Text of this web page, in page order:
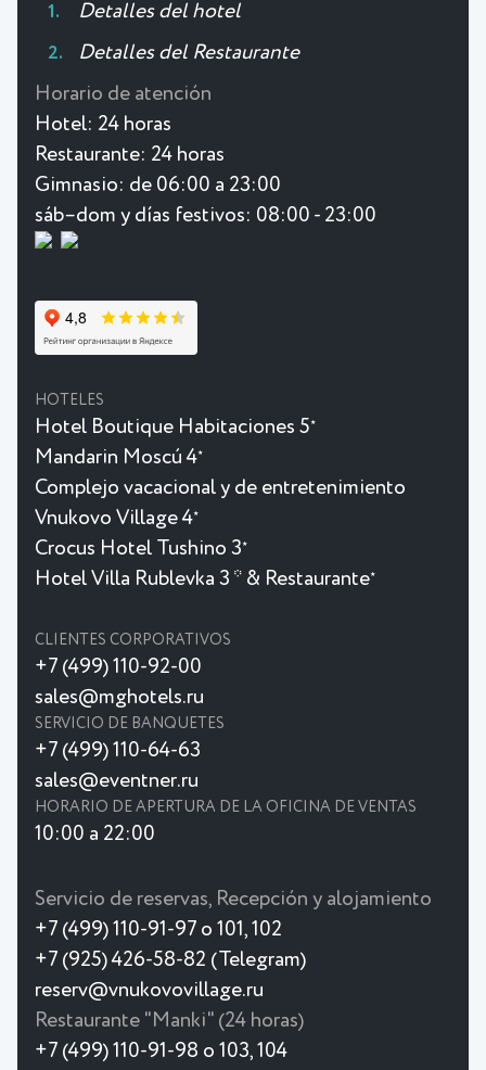
Detalles del hotel
Detalles del Restaurante
Horario de atención
Hotel: 24 horas
Restaurante: 24 horas
Gimnasio: de 06:00 a 23:00
sáb–dom y días festivos: 08:00 - 23:00
HOTELES
Hotel Boutique Habitaciones 5★
Mandarin Moscú 4★
Complejo vacacional y de entretenimiento
Vnukovo Village 4★
Crocus Hotel Tushino 3★
Hotel Villa Rublevka 3 * & Restaurante★
CLIENTES CORPORATIVOS
+7 (499) 110-92-00
sales@mghotels.ru
SERVICIO DE BANQUETES
+7 (499) 110-64-63
sales@eventner.ru
HORARIO DE APERTURA DE LA OFICINA DE VENTAS
10:00 a 22:00
Servicio de reservas, Recepción y alojamiento
+7 (499) 110-91-97 o 101, 102
+7 (925) 426-58-82 (Telegram)
reserv@vnukovovillage.ru
Restaurante "Manki" (24 horas)
+7 (499) 110-91-98 o 103, 104